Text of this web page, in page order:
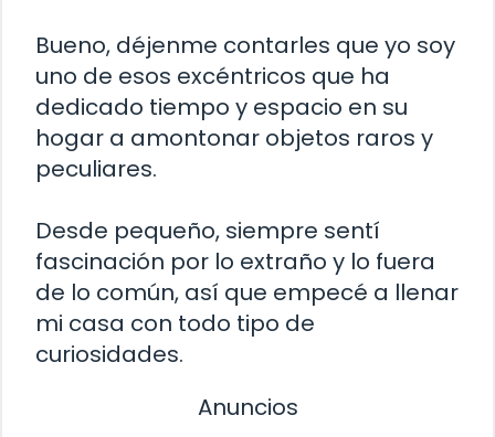
Bueno, déjenme contarles que yo soy
uno de esos excéntricos que ha
dedicado tiempo y espacio en su
hogar a amontonar objetos raros y
peculiares.
Desde pequeño, siempre sentí
fascinación por lo extraño y lo fuera
de lo común, así que empecé a llenar
mi casa con todo tipo de
curiosidades.
Anuncios